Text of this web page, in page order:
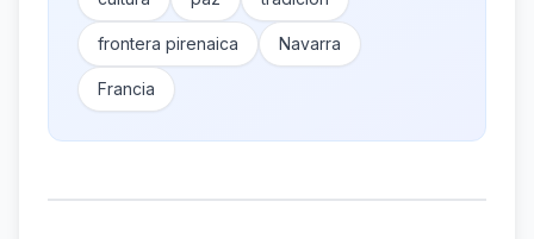
frontera pirenaica Navarra
Francia